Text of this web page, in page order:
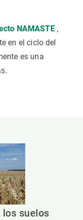
NAMASTE,
en el ciclo del
es una
los suelos